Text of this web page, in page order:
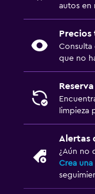
autos en
Precios
que no
limpieza
Alertas
¿Aún no
Crea